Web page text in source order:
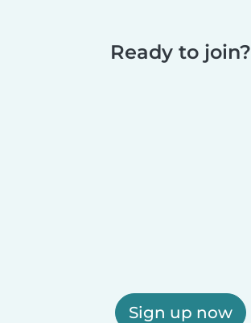
Ready to join?
Sign up now